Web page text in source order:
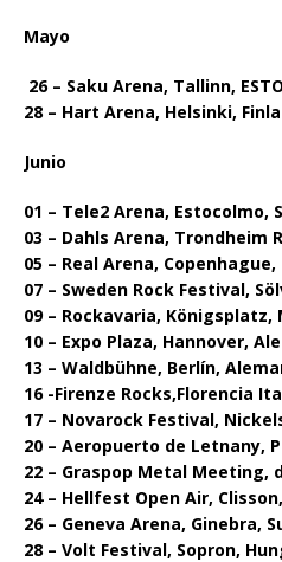
Mayo
26 – Saku Arena, Tallinn,
28 – Hart Arena, Helsinki,
Junio
01 – Tele2 Arena, Estocolmo,
03 – Dahls Arena, Trondheim
05 – Real Arena,
07 – Sweden Rock Festival,
09 – Rockavaria, Königsplatz,
10 – Expo Plaza, Hannover,
13 – Waldbühne, Berlín,
16 -Firenze Rocks,Florencia
17 – Novarock Festival,
20 – Aeropuerto de Letnany,
22 – Graspop Metal Meeting,
24 – Hellfest Open Air,
26 – Geneva Arena, Ginebra,
28 – Volt Festival, Sopron,